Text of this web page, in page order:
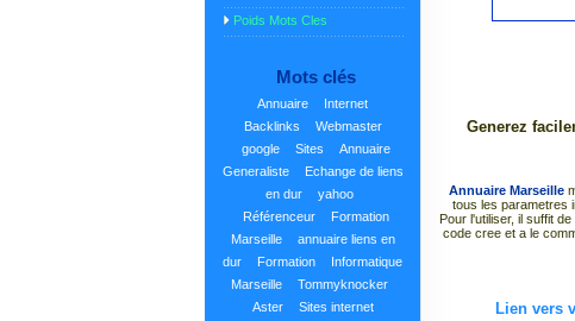
Poids Mots Cles
Mots clés
Annuaire
Internet
Backlinks
Webmaster
google
Sites
Annuaire
Generaliste
Echange de liens
en dur
yahoo
Référenceur
Formation
Marseille
annuaire liens en
dur
Formation
Informatique
Marseille
Tommyknocker
Aster
Sites internet
Generez
Annuaire Marseille
tous les parametres
Pour l'utiliser, il suffit
code cree et a le
Lien vers